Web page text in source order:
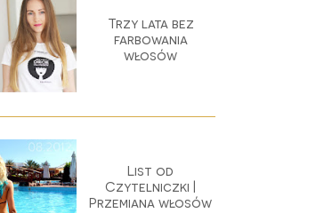
Trzy lata bez
farbowania
włosów
List od
Czytelniczki |
Przemiana włosów